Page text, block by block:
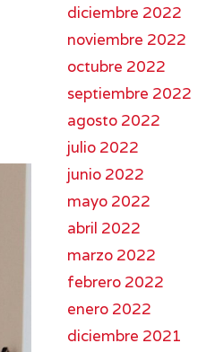
diciembre 2022
noviembre 2022
octubre 2022
septiembre 2022
agosto 2022
julio 2022
junio 2022
mayo 2022
abril 2022
marzo 2022
febrero 2022
enero 2022
diciembre 2021